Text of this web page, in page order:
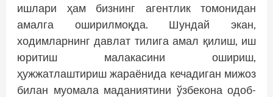
ишлари ҳам бизнинг агентлик томонидан
амалга оширилмоқда. Шундай экан,
ходимларнинг давлат тилига амал қилиш, иш
юритиш малакасини ошириш,
ҳужжатлаштириш жараёнида кечадиган мижоз
билан муомала маданиятини ўзбекона одоб-